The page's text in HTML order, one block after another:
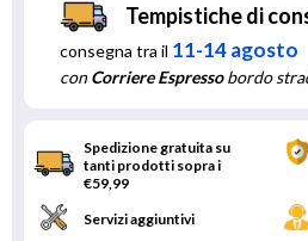
Tempistiche di
consegna tra il 11-14 agosto
conCorriere Espressobordo
Spedizione gratuita su
tanti prodotti sopra i
€59,99
Servizi aggiuntivi